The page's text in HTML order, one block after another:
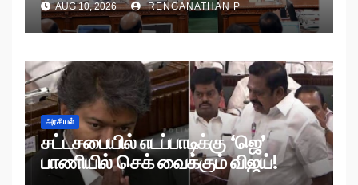
AUG 10, 2026 RENGANATHAN P
அரசியல்
சட்டசபையில் எடப்பாடிக்கு ‘ஜெ’
பாணியில் செக் வைக்கும் விஜய்!